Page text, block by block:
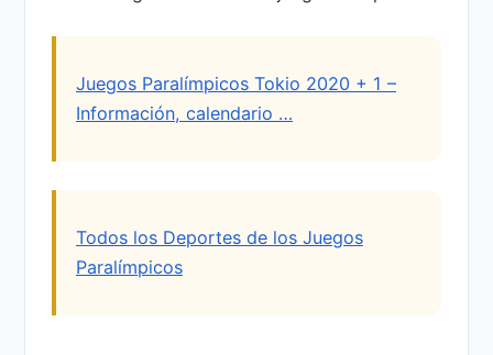
Juegos Paralímpicos Tokio 2020 + 1 –
Información, calendario …
Todos los Deportes de los Juegos
Paralímpicos